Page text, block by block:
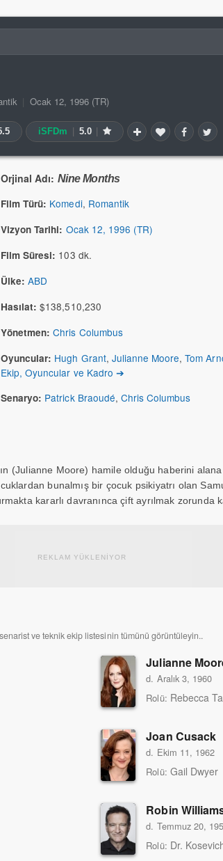
Ocak 12, 1996 (TR)
iSFDm 5.0
Orjinal Adı: Nine Months
Film Türü: Komedi, Romantik
Vizyon Tarihi: Ocak 12, 1996 (TR)
Film Süresi: 103 dk.
Ülke: ABD
Hasılat: $138,510,230
Yönetmen: Chris Columbus
Oyuncular: Hugh Grant, Julianne Moore,Tom
Ekip, Oyuncular ve Kadro ➔
Senaryo: Patrick Braoudé, Chris Columbus
(Julianne Moore) hamile olduğu haberini
bunalmış bir çocuk psikiyatrı olan
kararlı davranınca çift ayrılmak zorunda
REKLAM YÜKLENİYOR
ve teknik ekip listesinin tümünü görüntüleyin..
Julianne
d. Aralık 3, 1960
Rolü: Rebecca
Joan Cusack
d. Ekim 11, 1962
Rolü: Gail Dwyer
Robin
d. Temmuz 20,
Rolü: Dr.